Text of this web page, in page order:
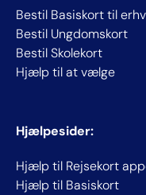
Bestil Basiskort til
Bestil Ungdomskort
Bestil Skolekort
Hjælp til at vælge
Hjælpesider:
Hjælp til Rejsekort
Hjælp til Basiskort